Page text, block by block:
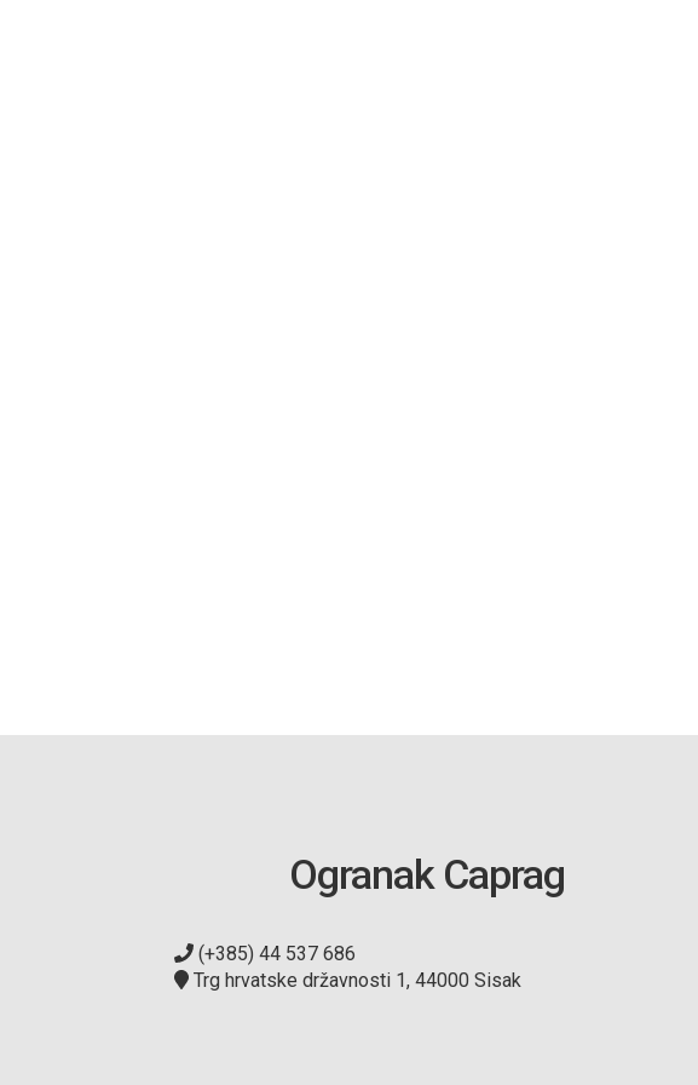
Ogranak Caprag
(+385) 44 537 686
Trg hrvatske državnosti 1, 44000 Sisak